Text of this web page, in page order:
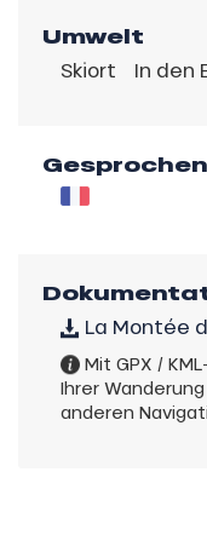
Umwelt
Skiort In den
La Montée
Mit GPX /
Ihrer
anderen